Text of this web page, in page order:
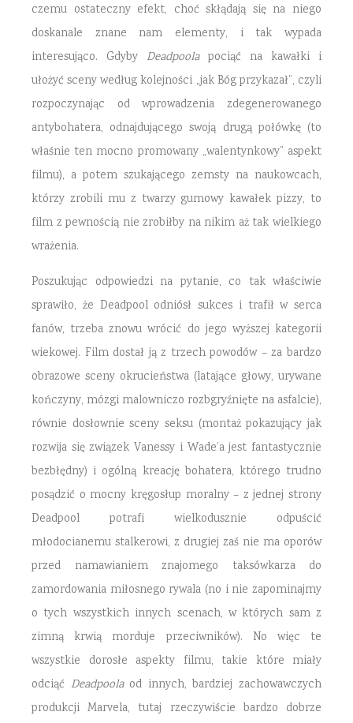
czemu ostateczny efekt, choć skłądają się na niego
doskanale znane nam elementy, i tak wypada
interesująco. Gdyby Deadpoola pociąć na kawałki i
ułożyć sceny według kolejności „jak Bóg przykazał”, czyli
rozpoczynając od wprowadzenia zdegenerowanego
antybohatera, odnajdującego swoją drugą połówkę (to
właśnie ten mocno promowany „walentynkowy” aspekt
filmu), a potem szukającego zemsty na naukowcach,
którzy zrobili mu z twarzy gumowy kawałek pizzy, to
film z pewnością nie zrobiłby na nikim aż tak wielkiego
wrażenia.
Poszukując odpowiedzi na pytanie, co tak właściwie
sprawiło, że Deadpool odniósł sukces i trafił w serca
fanów, trzeba znowu wrócić do jego wyższej kategorii
wiekowej. Film dostał ją z trzech powodów – za bardzo
obrazowe sceny okrucieństwa (latające głowy, urywane
kończyny, mózgi malowniczo rozbgryźnięte na asfalcie),
równie dosłownie sceny seksu (montaż pokazujący jak
rozwija się związek Vanessy i Wade’a jest fantastycznie
bezbłędny) i ogólną kreację bohatera, którego trudno
posądzić o mocny kręgosłup moralny – z jednej strony
Deadpool potrafi wielkodusznie odpuścić
młodocianemu stalkerowi, z drugiej zaś nie ma oporów
przed namawianiem znajomego taksówkarza do
zamordowania miłosnego rywala (no i nie zapominajmy
o tych wszystkich innych scenach, w których sam z
zimną krwią morduje przeciwników). No więc te
wszystkie dorosłe aspekty filmu, takie które miały
odciąć Deadpoola od innych, bardziej zachowawczych
produkcji Marvela, tutaj rzeczywiście bardzo dobrze